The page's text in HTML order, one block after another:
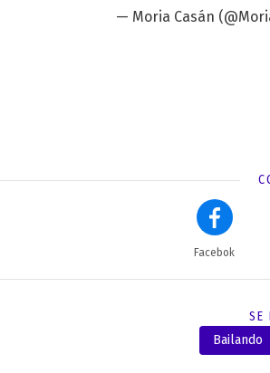
— Moria Casán
Facebok
SE
Bailando